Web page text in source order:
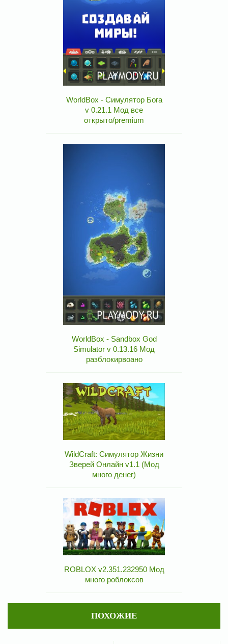
WorldBox - Симулятор Бога
v 0.21.1 Мод все
открыто/premium
WorldBox - Sandbox God
Simulator v 0.13.16 Мод
разблокирвоано
WildCraft: Симулятор Жизни
Зверей Онлайн v1.1 (Мод
много денег)
ROBLOX v2.351.232950 Мод
много роблоксов
ПОХОЖИЕ